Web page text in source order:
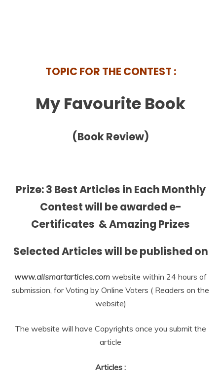
TOPIC FOR THE CONTEST :
My Favourite Book
(Book Review)
Prize:3 Best Articles in Each Monthly
Contestwill be awarded e-
Certificates & Amazing Prizes
Selected Articles will be published on
www.allsmartarticles.com website within 24 hours of
submission, for Voting by Online Voters ( Readers on the
website)
The website will have Copyrights once you submit the
article
Articles :